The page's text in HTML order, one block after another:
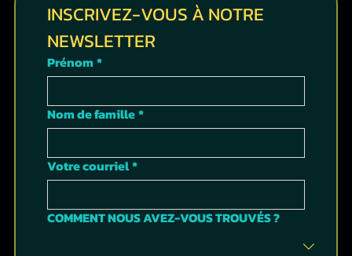
INSCRIVEZ-VOUS À NOTRE
NEWSLETTER
Prénom *
Nom de famille*
Votre courriel*
COMMENT NOUS AVEZ-VOUS TROUVÉS ?